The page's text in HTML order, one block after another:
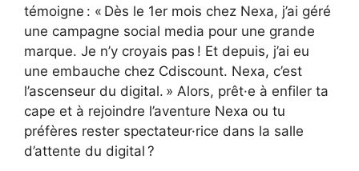
témoigne : « Dès le 1er mois chez Nexa, j’ai géré
une campagne social media pour une grande
marque. Je n’y croyais pas ! Et depuis, j’ai eu
une embauche chez Cdiscount. Nexa, c’est
l’ascenseur du digital. » Alors, prêt·e à enfiler ta
cape et à rejoindre l’aventure Nexa ou tu
préfères rester spectateur·rice dans la salle
d’attente du digital ?